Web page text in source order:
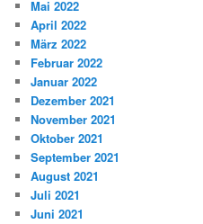
Mai 2022
April 2022
März 2022
Februar 2022
Januar 2022
Dezember 2021
November 2021
Oktober 2021
September 2021
August 2021
Juli 2021
Juni 2021